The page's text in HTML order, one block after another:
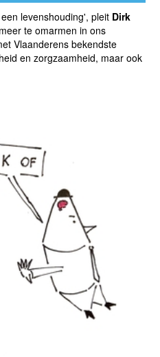
levenshouding', pleit Dirk
te omarmen in ons
Vlaanderens bekendste
en zorgzaamheid, maar ook